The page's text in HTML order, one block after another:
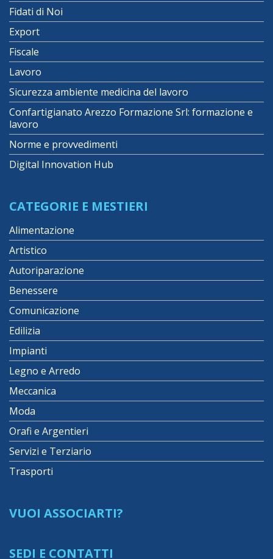
Fidati di Noi
Export
Fiscale
Lavoro
Sicurezza ambiente medicina del lavoro
Confartigianato Arezzo Formazione Srl: formazione e
lavoro
Norme e provvedimenti
Digital Innovation Hub
CATEGORIE E MESTIERI
Alimentazione
Artistico
Autoriparazione
Benessere
Comunicazione
Edilizia
Impianti
Legno e Arredo
Meccanica
Moda
Orafi e Argentieri
Servizi e Terziario
Trasporti
VUOI ASSOCIARTI?
SEDI E CONTATTI